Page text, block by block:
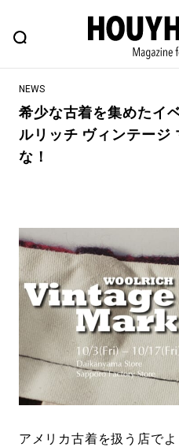
FEATURE
ヒップなファッション、カルチャ
#注目のタグ
#NEW VINTAGE #マイ
#路地裏てぃーん。
#GH 銘品の所以 #フイ
#Commune H
#ととけん #FASHION
#LIFESTYLE
#SPORTS
NEWS
希少な古着を集めたイ
ルリッチ ヴィンテージ
な！
アメリカ古着を扱う店で